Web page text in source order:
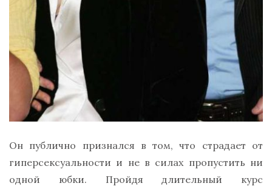
Он публично признался в том, что страдает от
гиперсексуальности и не в силах пропустить ни
одной юбки. Пройдя длительный курс